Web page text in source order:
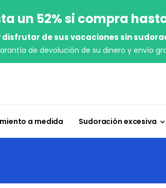
un 52% si compra
disfrutar de sus vacaciones sin
de devolución de su dinero y envío
a medida Sudoración excesiva